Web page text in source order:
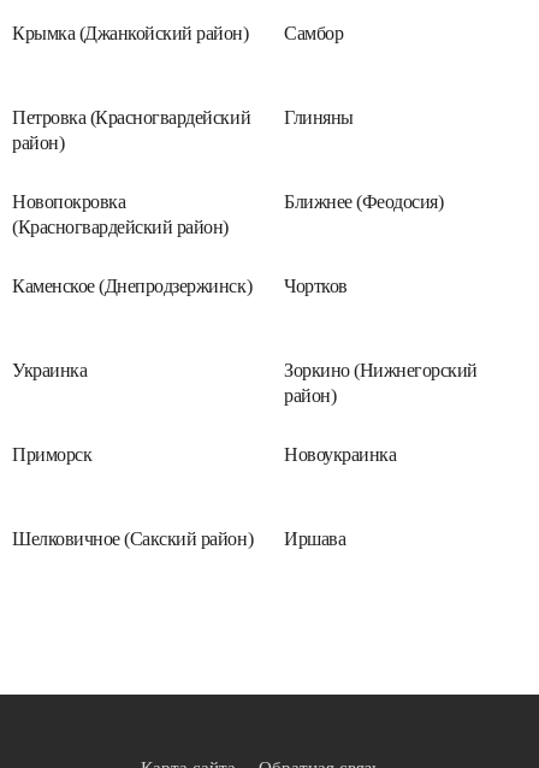
Крымка (Джанкойский район) Самбор
Петровка (Красногвардейский
район)
Глиняны
Новопокровка
(Красногвардейский район)
Ближнее (Феодосия)
Каменское (Днепродзержинск) Чортков
Украинка
Зоркино (Нижнегорский
район)
Приморск Новоукраинка
Шелковичное (Сакский район) Иршава